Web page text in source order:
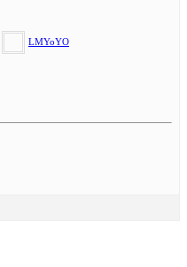
LMYoYO